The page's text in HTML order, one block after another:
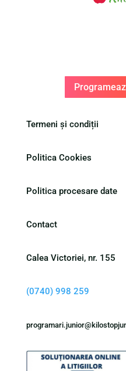
Termeni și condiții
Politica Cookies
Politica procesare date
Contact
Calea Victoriei, nr. 155
(0740) 998 259